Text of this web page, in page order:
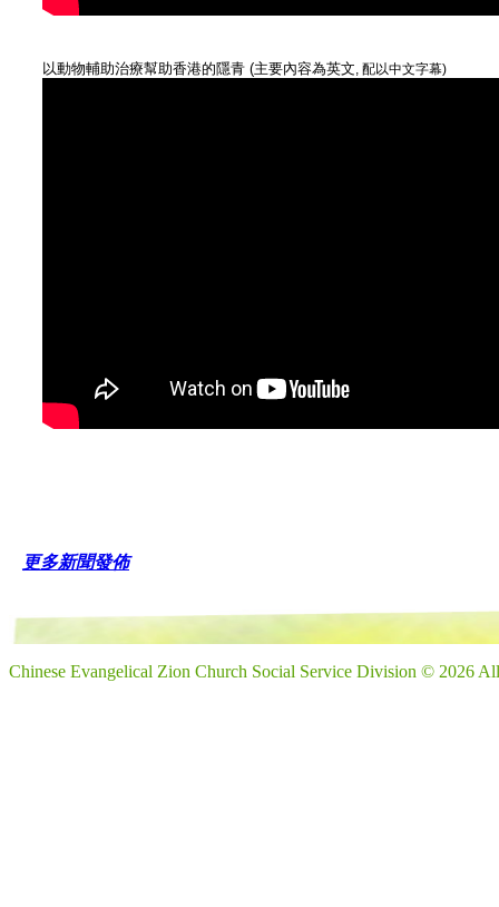
以動物輔助治療幫助香港的隱青 (主要內容為英文, 配以中文字幕)
更多新聞發佈
Chinese Evangelical Zion Church Social Service Division © 2026